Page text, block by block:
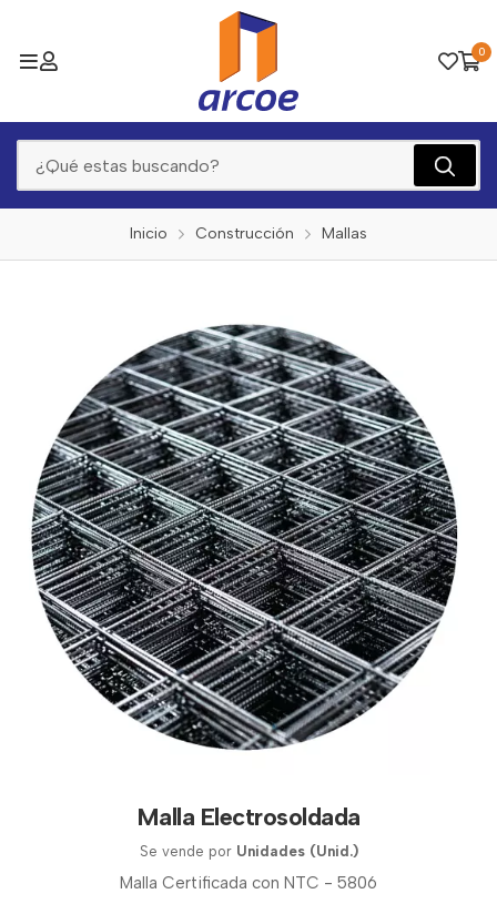
0
Inicio Construcción Mallas
Malla Electrosoldada
Se vende por Unidades (Unid.)
Malla Certificada con NTC - 5806